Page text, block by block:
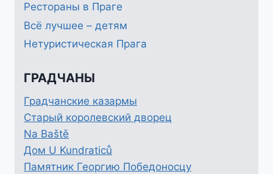
Рестораны в Праге
Всё лучшее – детям
Нетуристическая Прага
ГРАДЧАНЫ
Градчанские казармы
Старый королевский дворец
Na Baště
Дом U Kundraticů
Памятник Георгию Победоносцу